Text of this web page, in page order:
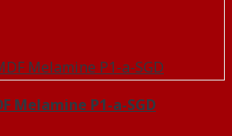
Melamine P1-a-SGD